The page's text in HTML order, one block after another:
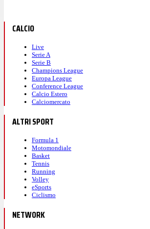
CALCIO
Live
Serie A
Serie B
Champions League
Europa League
Conference League
Calcio Estero
Calciomercato
ALTRI SPORT
Formula 1
Motomondiale
Basket
Tennis
Running
Volley
eSports
Ciclismo
NETWORK